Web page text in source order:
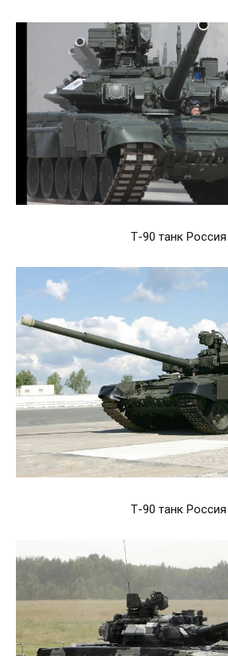
Т-90 танк Россия
Т-90 танк Россия